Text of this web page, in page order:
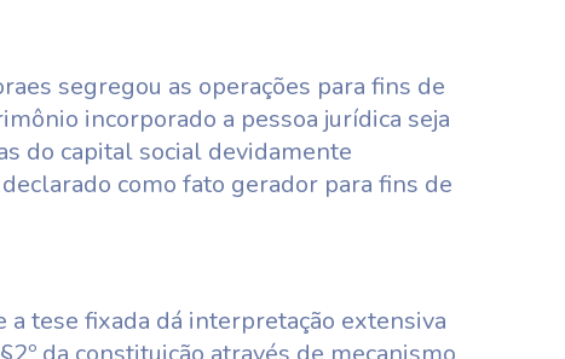
segregou as operações para fins de
incorporado a pessoa jurídica seja
do capital social devidamente
como fato gerador para fins de
tese fixada dá interpretação extensiva